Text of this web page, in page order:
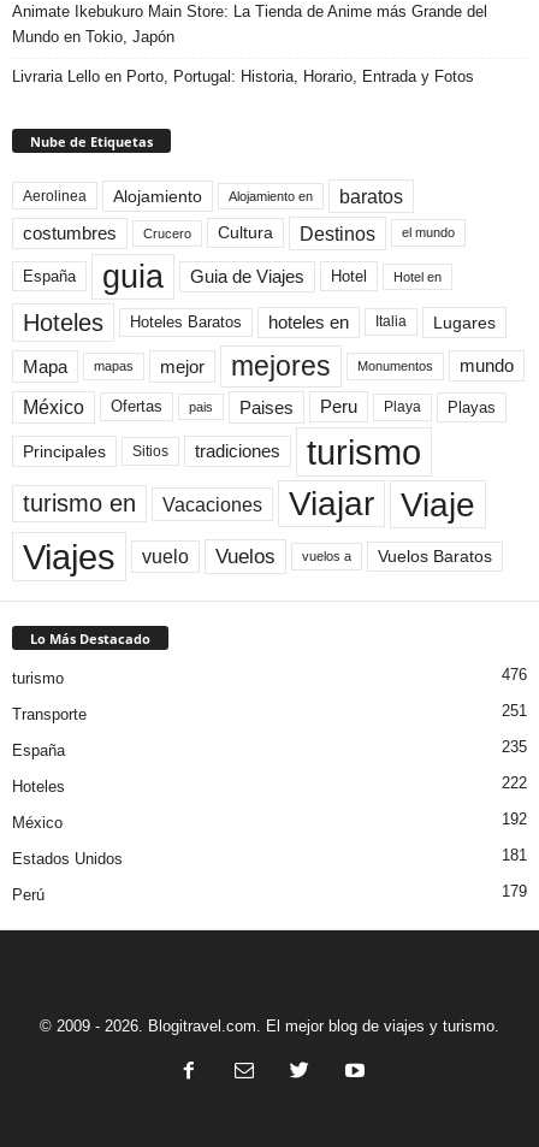
Animate Ikebukuro Main Store: La Tienda de Anime más Grande del
Mundo en Tokio, Japón
Livraria Lello en Porto, Portugal: Historia, Horario, Entrada y Fotos
Nube de Etiquetas
Aerolinea Alojamiento Alojamiento en baratos
costumbres Crucero Cultura Destinos el mundo
España guia Guia de Viajes Hotel Hotel en
Hoteles Hoteles Baratos hoteles en Italia Lugares
Mapa mapas mejor mejores Monumentos mundo
México Ofertas pais Paises Peru Playa Playas
Principales Sitios tradiciones turismo
turismo en Vacaciones Viajar Viaje
Viajes vuelo Vuelos vuelos a Vuelos Baratos
Lo Más Destacado
turismo 476
Transporte 251
España 235
Hoteles 222
México 192
Estados Unidos 181
Perú 179
© 2009 - 2026. Blogitravel.com. El mejor blog de viajes y turismo.